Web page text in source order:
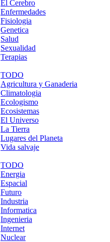
El Cerebro
Enfermedades
Fisiologia
Genetica
Salud
Sexualidad
Terapias
TODO
Agricultura y Ganaderia
Climatologia
Ecologismo
Ecosistemas
El Universo
La Tierra
Lugares del Planeta
Vida salvaje
TODO
Energia
Espacial
Futuro
Industria
Informatica
Ingenieria
Internet
Nuclear